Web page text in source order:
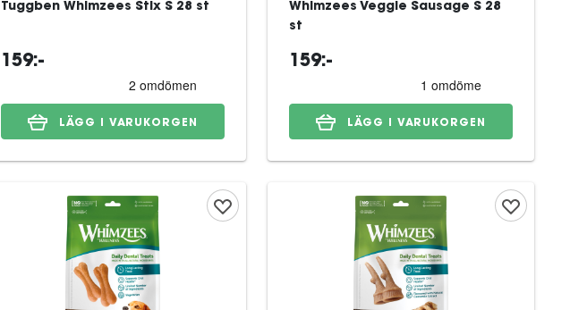
Tuggben Whimzees Stix S 28 st
159:-
LÄGG I VARUKORGEN
Whimzees Veggie Sausage S 28
st
159:-
LÄGG I VARUKORGEN